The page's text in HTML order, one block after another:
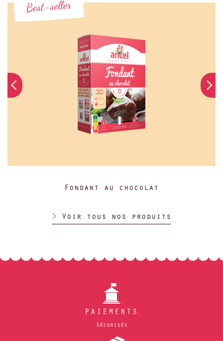
Fondant au chocolat
> Voir tous nos produits
PAIEMENTS
Sécurisés